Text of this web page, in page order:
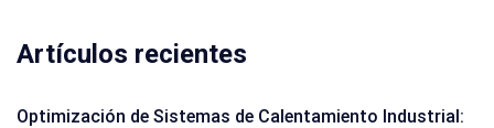
Artículos recientes
Optimización de Sistemas de Calentamiento Industrial: